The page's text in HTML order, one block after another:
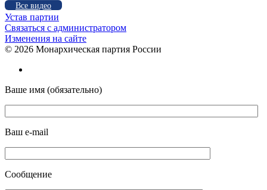
Все видео
Устав партии
Связаться с администратором
Изменения на сайте
© 2026 Монархическая партия России
Ваше имя (обязательно)
Ваш e-mail
Сообщение